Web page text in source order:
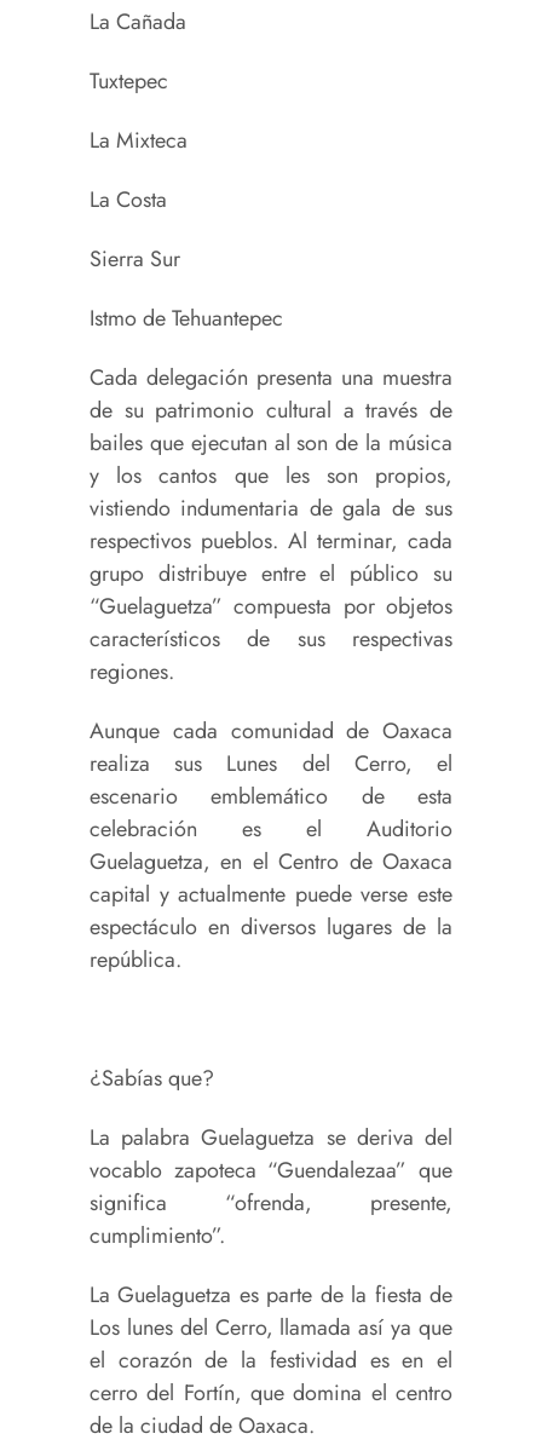
La Cañada
Tuxtepec
La Mixteca
La Costa
Sierra Sur
Istmo de Tehuantepec
Cada delegación presenta una muestra
de su patrimonio cultural a través de
bailes que ejecutan al son de la música
y los cantos que les son propios,
vistiendo indumentaria de gala de sus
respectivos pueblos. Al terminar, cada
grupo distribuye entre el público su
“Guelaguetza” compuesta por objetos
característicos de sus respectivas
regiones.
Aunque cada comunidad de Oaxaca
realiza sus Lunes del Cerro, el
escenario emblemático de esta
celebración es el Auditorio
Guelaguetza, en el Centro de Oaxaca
capital y actualmente puede verse este
espectáculo en diversos lugares de la
república.
¿Sabías que?
La palabra Guelaguetza se deriva del
vocablo zapoteca “Guendalezaa” que
significa “ofrenda, presente,
cumplimiento”.
La Guelaguetza es parte de la fiesta de
Los lunes del Cerro, llamada así ya que
el corazón de la festividad es en el
cerro del Fortín, que domina el centro
de la ciudad de Oaxaca.